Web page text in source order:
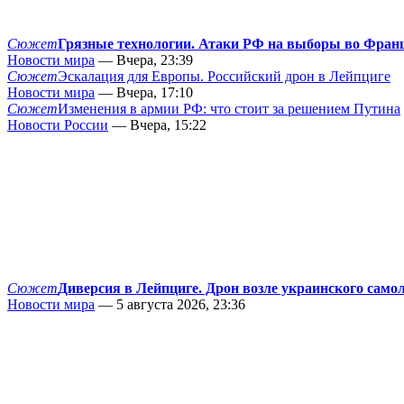
СюжетГрязные технологии. Атаки РФ на выборы во
Новости мира — Вчера, 23:39
СюжетЭскалация для Европы. Российский дрон в Лейпциге
Новости мира — Вчера, 17:10
СюжетИзменения в армии РФ: что стоит за решением Путина
Новости России — Вчера, 15:22
СюжетДиверсия в Лейпциге. Дрон возле украинского
Новости мира — 5 августа 2026, 23:36